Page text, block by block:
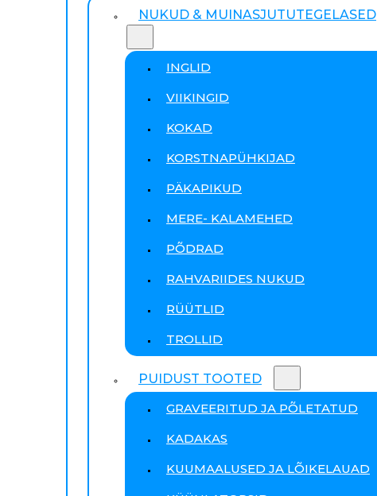
NUKUD & MUINASJUTUTEGELASED
INGLID
VIIKINGID
KOKAD
KORSTNAPÜHKIJAD
PÄKAPIKUD
MERE- KALAMEHED
PÕDRAD
RAHVARIIDES NUKUD
RÜÜTLID
TROLLID
PUIDUST TOOTED
GRAVEERITUD JA PÕLETATUD
KADAKAS
KUUMAALUSED JA LÕIKELAUAD